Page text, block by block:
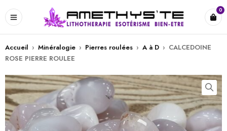
0
Accueil › Minéralogie › Pierres roulées › A à D › CALCEDOINE
ROSE PIERRE ROULEE